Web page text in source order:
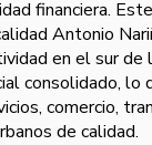
financiera.
Antonio
en el sur de
consolidado, lo
comercio,
de calidad.